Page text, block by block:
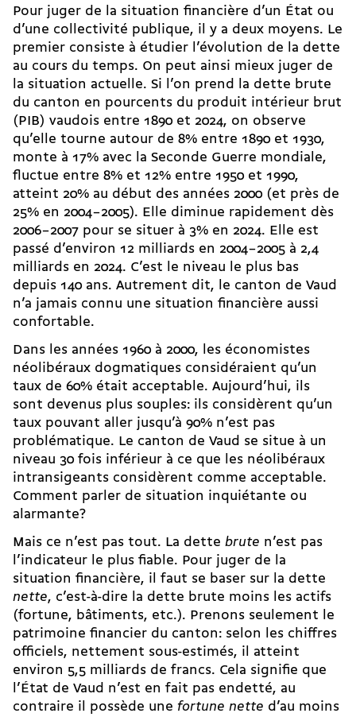
Pour juger de la situation financière d’un État ou
d’une collectivité publique, il y a deux moyens. Le
premier consiste à étudier l’évolution de la dette
au cours du temps. On peut ainsi mieux juger de
la situation actuelle. Si l’on prend la dette brute
du canton en pourcents du produit intérieur brut
(PIB) vaudois entre 1890 et 2024, on observe
qu’elle tourne autour de 8% entre 1890 et 1930,
monte à 17% avec la Seconde Guerre mondiale,
fluctue entre 8% et 12% entre 1950 et 1990,
atteint 20% au début des années 2000 (et près de
25% en 2004 – 2005). Elle diminue rapidement dès
2006 – 2007 pour se situer à 3% en 2024. Elle est
passé d’environ 12 milliards en 2004 – 2005 à 2,4
milliards en 2024. C’est le niveau le plus bas
depuis 140 ans. Autrement dit, le canton de Vaud
n’a jamais connu une situation financière aussi
confortable.
Dans les années 1960 à 2000, les économistes
néolibéraux dogmatiques considéraient qu’un
taux de 60% était acceptable. Aujourd’hui, ils
sont devenus plus souples: ils considèrent qu’un
taux pouvant aller jusqu’à 90% n’est pas
problématique. Le canton de Vaud se situe à un
niveau 30 fois inférieur à ce que les néolibéraux
intransigeants considèrent comme acceptable.
Comment parler de situation inquiétante ou
alarmante?
Mais ce n’est pas tout. La dette brute n’est pas
l’indicateur le plus fiable. Pour juger de la
situation financière, il faut se baser sur la dette
nette, c’est-à-dire la dette brute moins les actifs
(fortune, bâtiments, etc.). Prenons seulement le
patrimoine financier du canton: selon les chiffres
officiels, nettement sous-estimés, il atteint
environ 5,5 milliards de francs. Cela signifie que
l’État de Vaud n’est en fait pas endetté, au
contraire il possède une fortune nette d’au moins